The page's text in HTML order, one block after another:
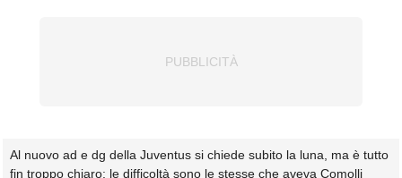
Al nuovo ad e dg della Juventus si chiede subito la luna, ma è tutto
fin troppo chiaro: le difficoltà sono le stesse che aveva Comolli